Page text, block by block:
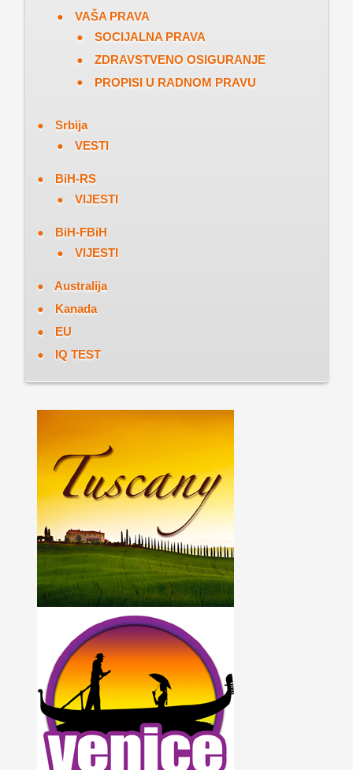
VAŠA PRAVA
SOCIJALNA PRAVA
ZDRAVSTVENO OSIGURANJE
PROPISI U RADNOM PRAVU
Srbija
VESTI
BiH-RS
VIJESTI
BiH-FBiH
VIJESTI
Australija
Kanada
EU
IQ TEST